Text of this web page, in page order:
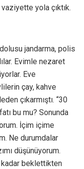
yola çıktık.
jandarma, polis
Evimle nezaret
Eve
çay, kahve
çıkarmıştı. “30
bu mu? Sonunda
İçim içime
Ne durumdalar
düşünüyorum.
beklettikten